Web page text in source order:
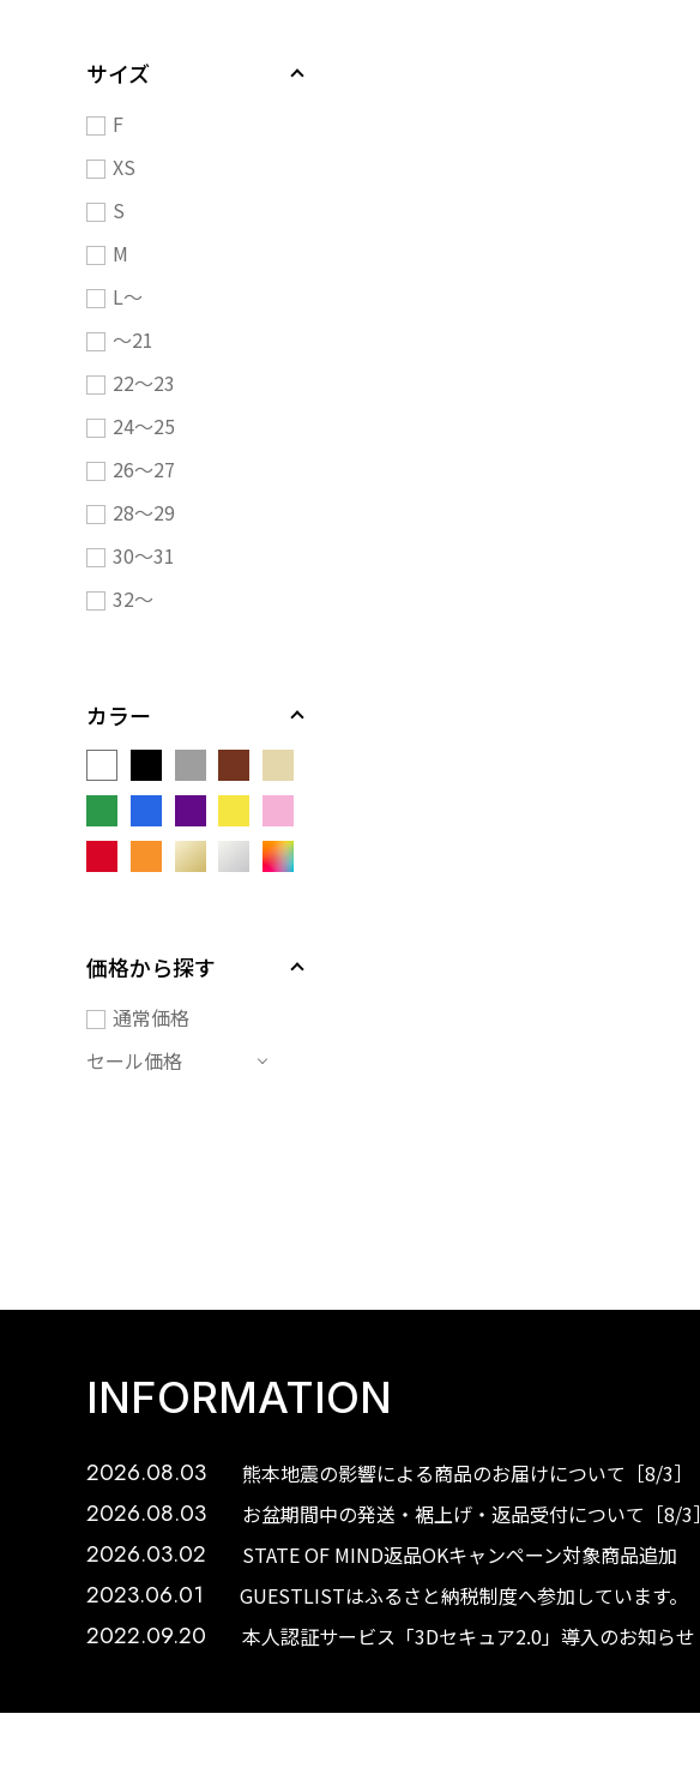
サイズ
F
XS
S
M
L～
～21
22～23
24～25
26～27
28～29
30～31
32～
カラー
価格から探す
通常価格
セール価格
INFORMATION
2026.08.03 熊本地震の影響による商品のお届けについて［8/3］
2026.08.03 お盆期間中の発送・裾上げ・返品受付について［8/3］
2026.03.02 STATE OF MIND返品OKキャンペーン対象商品追加
2023.06.01 GUESTLISTはふるさと納税制度へ参加しています。
2022.09.20 本人認証サービス「3Dセキュア2.0」導入のお知らせ